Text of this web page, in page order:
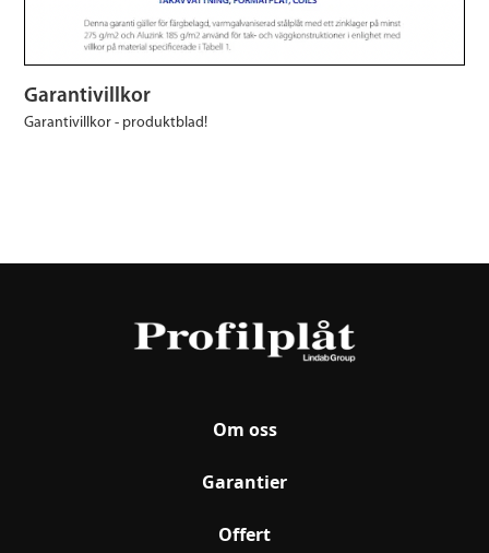
Garantivillkor
Garantivillkor - produktblad!
Om oss
Garantier
Offert